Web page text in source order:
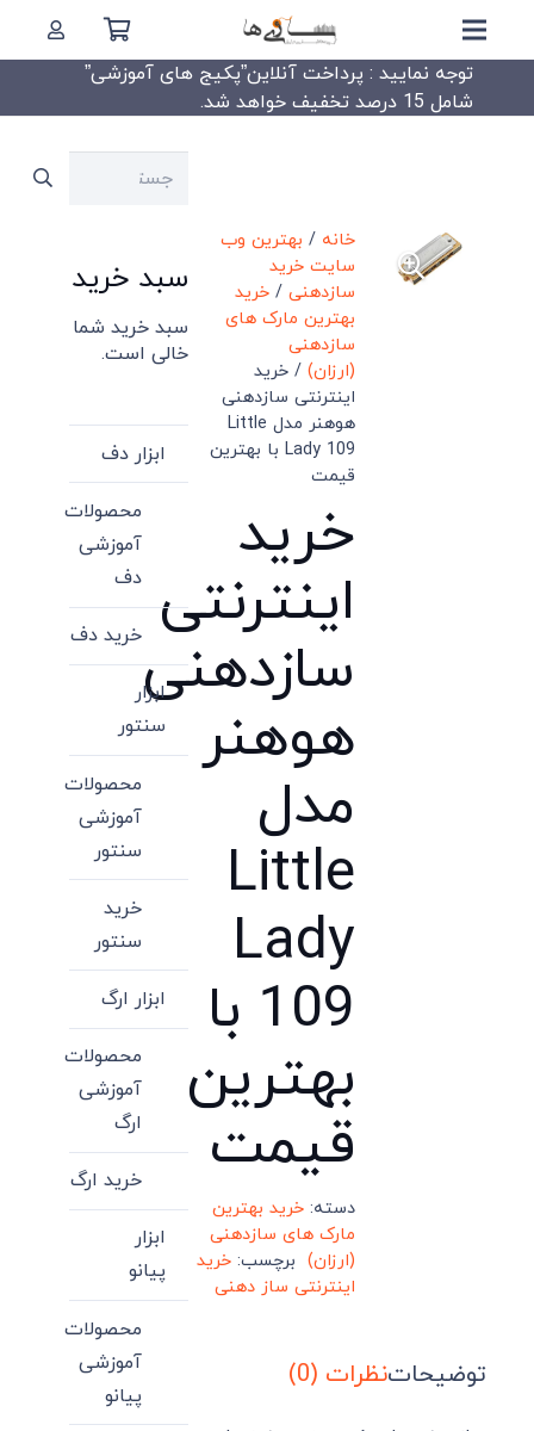
توجه نمایید : پرداخت آنلاین”پکیج های آموزشی”
شامل 15 درصد تخفیف خواهد شد.
خانه / بهترین وب
سایت خرید
سازدهنی /خرید
بهترین مارک های
سازدهنی
(ارزان) / خرید
اینترنتی سازدهنی
هوهنر مدل Little
Lady 109 با بهترین
قیمت
خرید
اینترنتی
سازدهنی
هوهنر
مدل
Little
Lady
109 با
بهترین
قیمت
دسته:خرید بهترین
مارک های سازدهنی
(ارزان) برچسب: خرید
اینترنتی ساز دهنی
توضیحاتنظرات (0)
جستجو
سبد خرید
سبد خرید شما
خالی است.
ابزار دف
محصولات
آموزشی
دف
خرید دف
ابزار
سنتور
محصولات
آموزشی
سنتور
خرید
سنتور
ابزار ارگ
محصولات
آموزشی
ارگ
خرید ارگ
ابزار
پیانو
محصولات
آموزشی
پیانو